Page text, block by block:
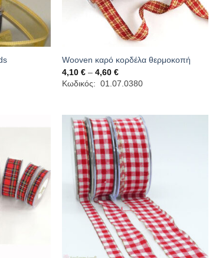
Wooven καρό κορδέλα θερμοκοπή
4,10€ – 4,60€Price
range:
4,10 €
Κωδικός: 01.07.0380